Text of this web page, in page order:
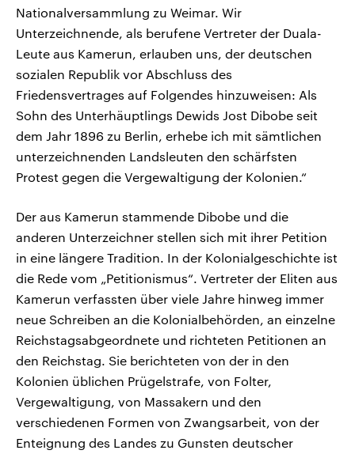
Nationalversammlung zu Weimar. Wir
Unterzeichnende, als berufene Vertreter der Duala-
Leute aus Kamerun, erlauben uns, der deutschen
sozialen Republik vor Abschluss des
Friedensvertrages auf Folgendes hinzuweisen: Als
Sohn des Unterhäuptlings Dewids Jost Dibobe seit
dem Jahr 1896 zu Berlin, erhebe ich mit sämtlichen
unterzeichnenden Landsleuten den schärfsten
Protest gegen die Vergewaltigung der Kolonien.“
Der aus Kamerun stammende Dibobe und die
anderen Unterzeichner stellen sich mit ihrer Petition
in eine längere Tradition. In der Kolonialgeschichte ist
die Rede vom „Petitionismus“. Vertreter der Eliten aus
Kamerun verfassten über viele Jahre hinweg immer
neue Schreiben an die Kolonialbehörden, an einzelne
Reichstagsabgeordnete und richteten Petitionen an
den Reichstag. Sie berichteten von der in den
Kolonien üblichen Prügelstrafe, von Folter,
Vergewaltigung, von Massakern und den
verschiedenen Formen von Zwangsarbeit, von der
Enteignung des Landes zu Gunsten deutscher